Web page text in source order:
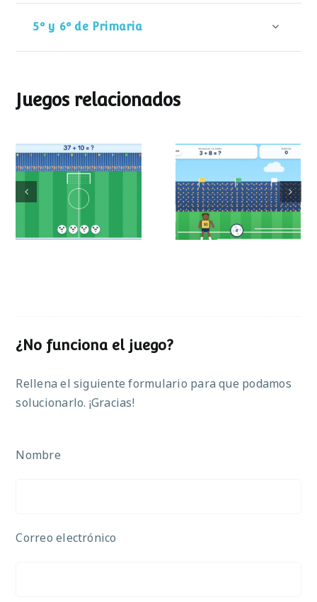
5º y 6º de Primaria
Juegos relacionados
Mundial de
operaciones
Partido de sumas
¿No funciona el juego?
Rellena el siguiente formulario para que podamos
solucionarlo. ¡Gracias!
Nombre
Correo electrónico